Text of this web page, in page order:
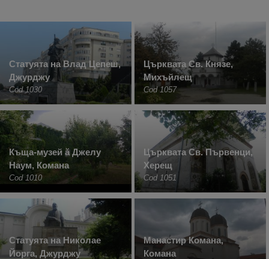
Статуята на Влад Цепеш,
Джурджу
Cod 1030
Църквата Св. Князе,
Михъйлещ
Cod 1057
Къща-музей ă Джелу
Наум, Комана
Cod 1010
Църквата Св. Първенци,
Херещ
Cod 1051
Статуята на Николае
Йорга, Джурджу
Манастир Комана,
Комана